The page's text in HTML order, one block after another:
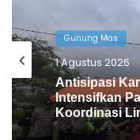
Peristiwa
23 Juli 2026
Gegara
Kasus
Berakhir di